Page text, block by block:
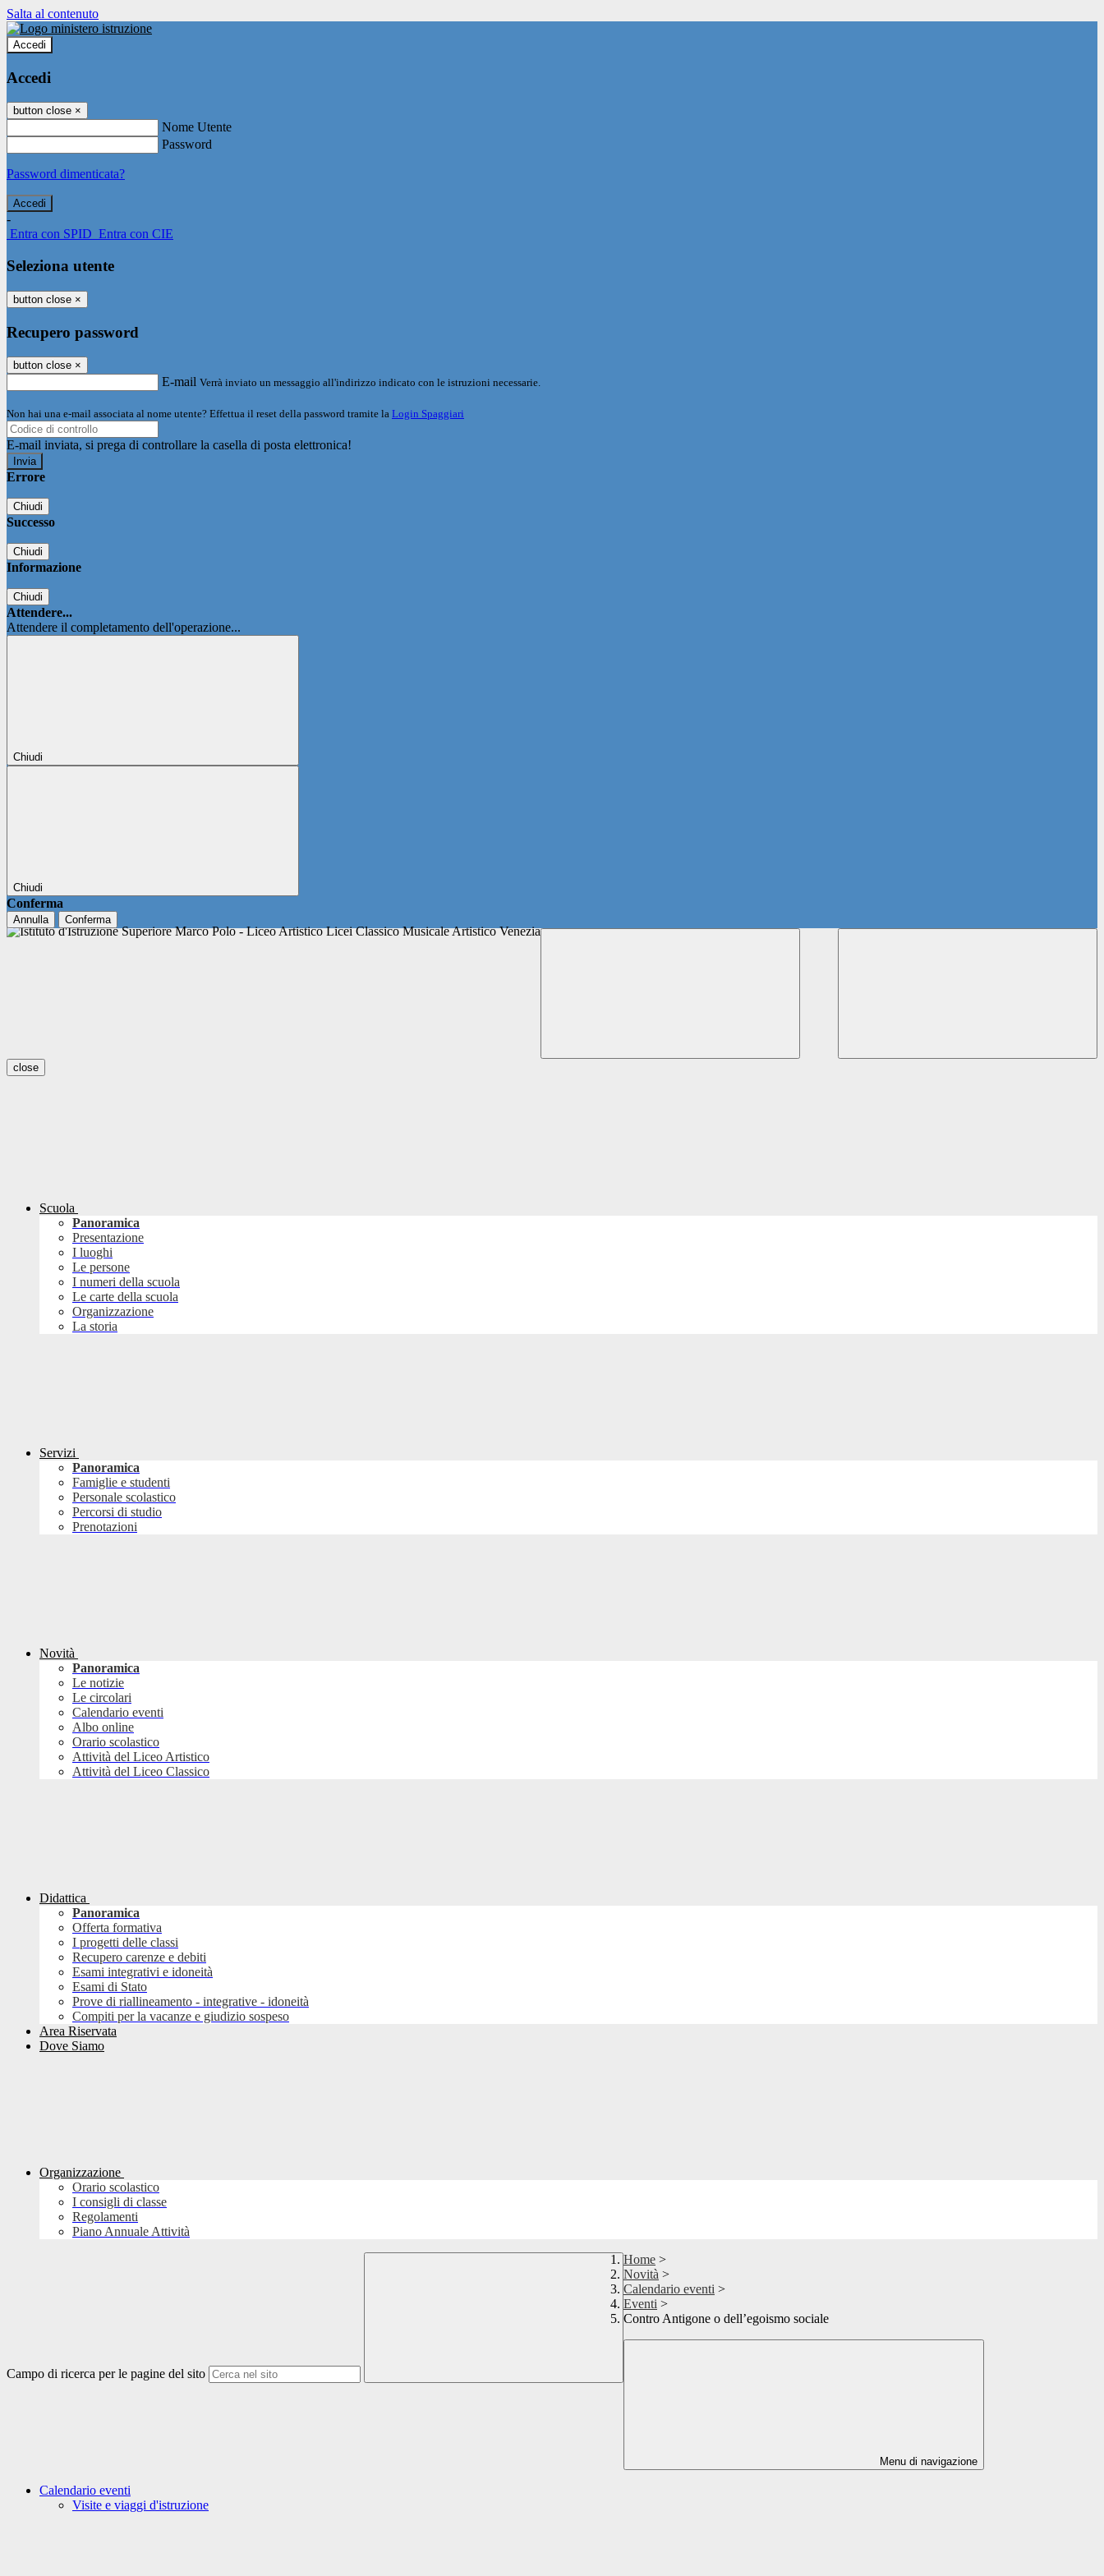
Salta al contenuto
Accedi
Accedi
button close ×
Nome Utente
Password
Password dimenticata?
-
Entra con SPID Entra con CIE
Seleziona utente
button close ×
Recupero password
button close ×
E-mail Verrà inviato un messaggio all'indirizzo indicato con le istruzioni necessarie.
Non hai una e-mail associata al nome utente? Effettua il reset della password tramite la Login Spaggiari
E-mail inviata, si prega di controllare la casella di posta elettronica!
Errore
Chiudi
Successo
Chiudi
Informazione
Chiudi
Attendere...
Attendere il completamento dell'operazione...
Chiudi
Chiudi
Conferma
Annulla Conferma
close
Scuola
Panoramica
Presentazione
I luoghi
Le persone
I numeri della scuola
Le carte della scuola
Organizzazione
La storia
Servizi
Panoramica
Famiglie e studenti
Personale scolastico
Percorsi di studio
Prenotazioni
Novità
Panoramica
Le notizie
Le circolari
Calendario eventi
Albo online
Orario scolastico
Attività del Liceo Artistico
Attività del Liceo Classico
Didattica
Panoramica
Offerta formativa
I progetti delle classi
Recupero carenze e debiti
Esami integrativi e idoneità
Esami di Stato
Prove di riallineamento - integrative - idoneità
Compiti per la vacanze e giudizio sospeso
Area Riservata
Dove Siamo
Organizzazione
Orario scolastico
I consigli di classe
Regolamenti
Piano Annuale Attività
Campo di ricerca per le pagine del sito
Home >
Novità >
Calendario eventi >
Eventi >
Contro Antigone o dell’egoismo sociale
Menu di navigazione
Calendario eventi
Visite e viaggi d'istruzione